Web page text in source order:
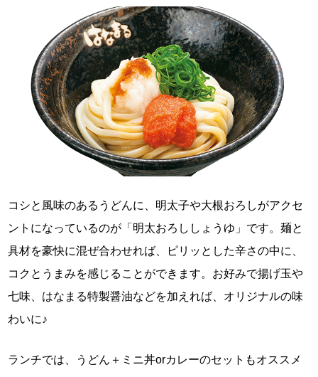
コシと風味のあるうどんに、明太子や大根おろしがアクセ
ントになっているのが「明太おろししょうゆ」です。麺と
具材を豪快に混ぜ合わせれば、ピリッとした辛さの中に、
コクとうまみを感じることができます。お好みで揚げ玉や
七味、はなまる特製醤油などを加えれば、オリジナルの味
わいに♪
ランチでは、うどん＋ミニ丼orカレーのセットもオススメ